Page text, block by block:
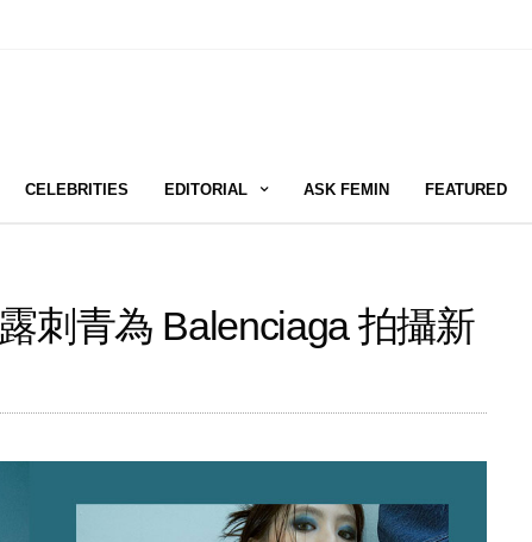
CELEBRITIES EDITORIAL ASK FEMIN FEATURED
刺青為 Balenciaga 拍攝新